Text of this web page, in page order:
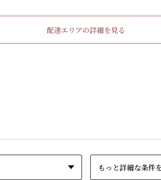
配達エリアの詳細を見る
もっと詳細な条件